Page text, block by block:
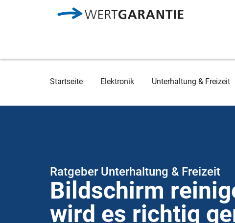
Breadcrumb
Startseite Elektronik Unterhaltung & Freizeit
Ratgeber Unterhaltung & Freizeit
Bildschirm
wird es richtig